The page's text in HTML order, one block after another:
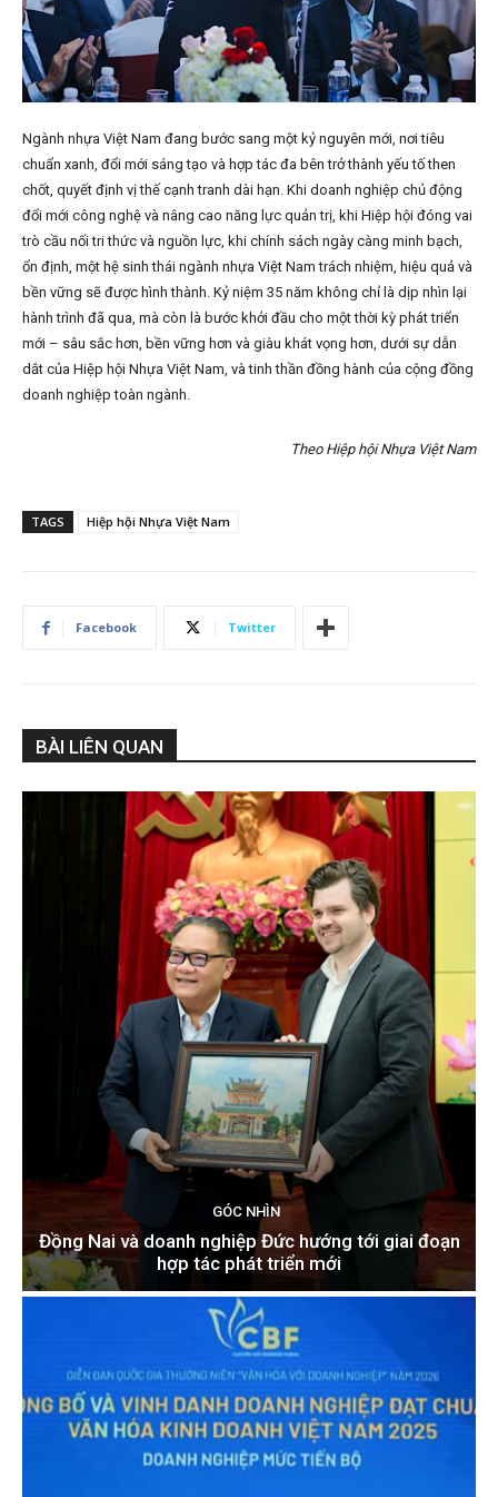
Ngành nhựa Việt Nam đang bước sang một kỷ nguyên mới, nơi tiêu
chuẩn xanh, đổi mới sáng tạo và hợp tác đa bên trở thành yếu tố then
chốt, quyết định vị thế cạnh tranh dài hạn. Khi doanh nghiệp chủ động
đổi mới công nghệ và nâng cao năng lực quản trị, khi Hiệp hội đóng vai
trò cầu nối tri thức và nguồn lực, khi chính sách ngày càng minh bạch,
ổn định, một hệ sinh thái ngành nhựa Việt Nam trách nhiệm, hiệu quả và
bền vững sẽ được hình thành. Kỷ niệm 35 năm không chỉ là dịp nhìn lại
hành trình đã qua, mà còn là bước khởi đầu cho một thời kỳ phát triển
mới – sâu sắc hơn, bền vững hơn và giàu khát vọng hơn, dưới sự dẫn
dắt của Hiệp hội Nhựa Việt Nam, và tinh thần đồng hành của cộng đồng
doanh nghiệp toàn ngành.
Theo Hiệp hội Nhựa Việt Nam
TAGS Hiệp hội Nhựa Việt Nam
Facebook Twitter
BÀI LIÊN QUAN
GÓC NHÌN
Đồng Nai và doanh nghiệp Đức hướng tới giai đoạn
hợp tác phát triển mới